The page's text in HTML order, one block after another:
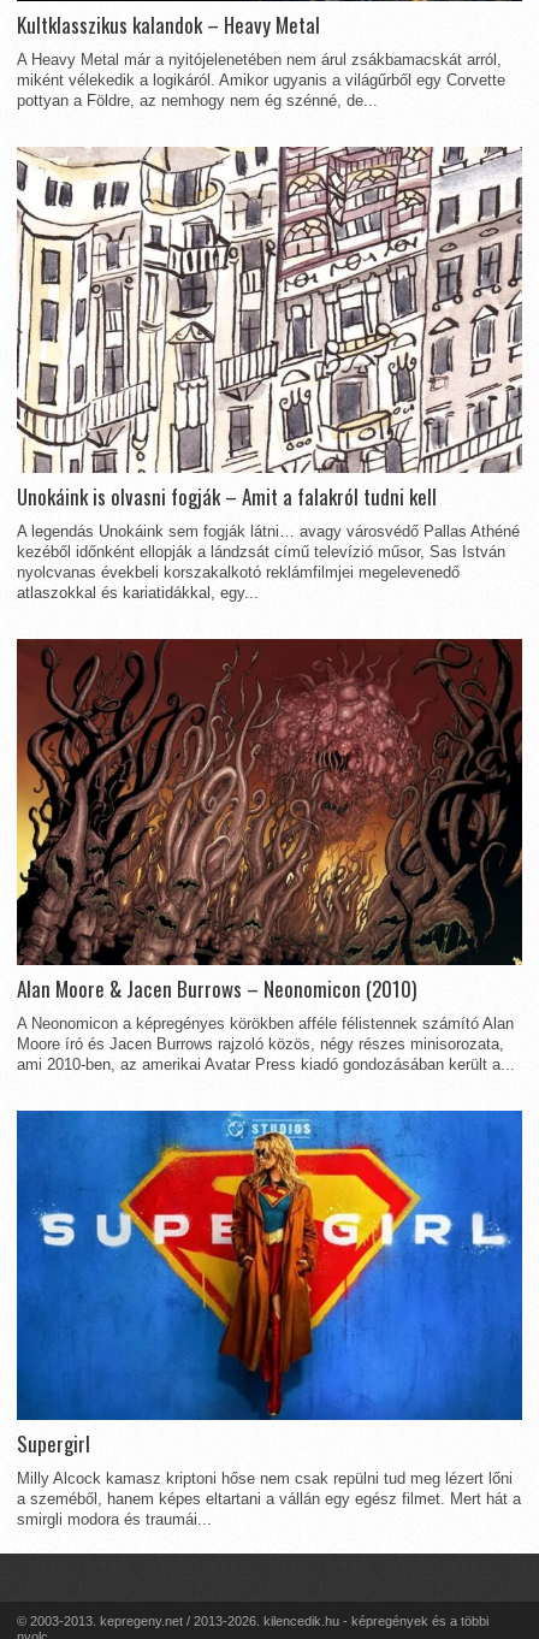
Kultklasszikus kalandok – Heavy Metal
A Heavy Metal már a nyitójelenetében nem árul zsákbamacskát arról,
miként vélekedik a logikáról. Amikor ugyanis a világűrből egy Corvette
pottyan a Földre, az nemhogy nem ég szénné, de...
Unokáink is olvasni fogják – Amit a falakról tudni kell
A legendás Unokáink sem fogják látni… avagy városvédő Pallas Athéné
kezéből időnként ellopják a lándzsát című televízió műsor, Sas István
nyolcvanas évekbeli korszakalkotó reklámfilmjei megelevenedő
atlaszokkal és kariatidákkal, egy...
Alan Moore & Jacen Burrows – Neonomicon (2010)
A Neonomicon a képregényes körökben afféle félistennek számító Alan
Moore író és Jacen Burrows rajzoló közös, négy részes minisorozata,
ami 2010-ben, az amerikai Avatar Press kiadó gondozásában került a...
Supergirl
Milly Alcock kamasz kriptoni hőse nem csak repülni tud meg lézert lőni
a szeméből, hanem képes eltartani a vállán egy egész filmet. Mert hát a
smirgli modora és traumái...
© 2003-2013. kepregeny.net / 2013-2026. kilencedik.hu - képregények és a többi